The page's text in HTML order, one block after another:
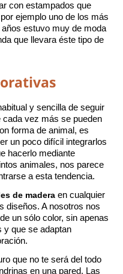
con estampados que
ejemplo uno de los más
estuvo muy de moda
que llevara éste tipo de
y sencilla de seguir
cada vez más se pueden
forma de animal, es
un poco difícil integrarlos
hacerlo mediante
animales, nos parece
a esta tendencia.
de madera en cualquier
diseños. A nosotros nos
un sólo color, sin apenas
y que se adaptan
que no te será del todo
en una pared. Las